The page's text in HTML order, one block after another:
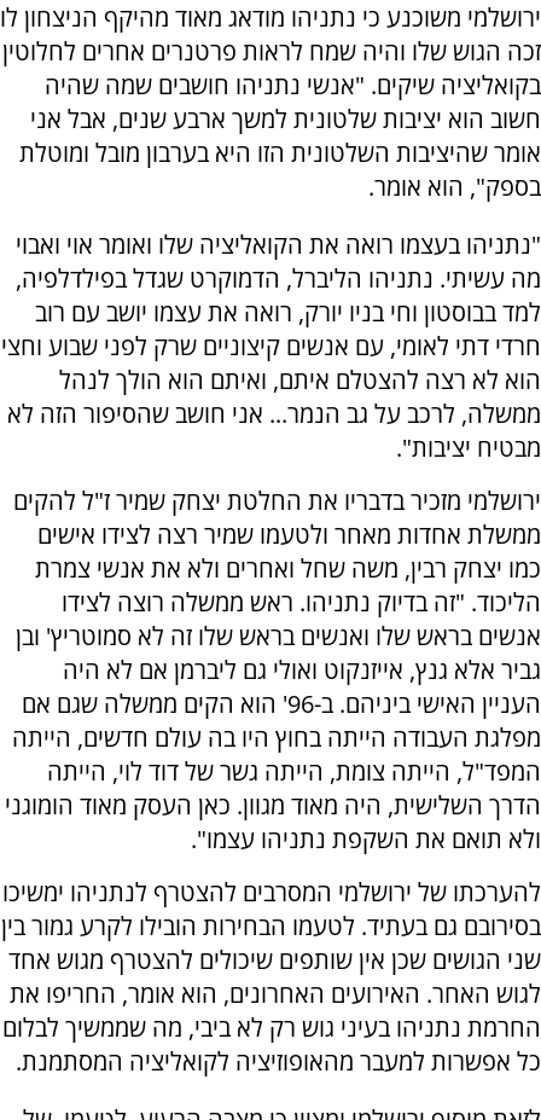
ירושלמי משוכנע כי נתניהו מודאג מאוד מהיקף הניצחון לו
זכה הגוש שלו והיה שמח לראות פרטנרים אחרים לחלוטין
בקואליציה שיקים. "אנשי נתניהו חושבים שמה שהיה
חשוב הוא יציבות שלטונית למשך ארבע שנים, אבל אני
אומר שהיציבות השלטונית הזו היא בערבון מובל ומוטלת
בספק", הוא אומר.
"נתניהו בעצמו רואה את הקואליציה שלו ואומר אוי ואבוי
מה עשיתי. נתניהו הליברל, הדמוקרט שגדל בפילדלפיה,
למד בבוסטון וחי בניו יורק, רואה את עצמו יושב עם רוב
חרדי דתי לאומי, עם אנשים קיצוניים שרק לפני שבוע וחצי
הוא לא רצה להצטלם איתם, ואיתם הוא הולך לנהל
ממשלה, לרכב על גב הנמר... אני חושב שהסיפור הזה לא
מבטיח יציבות".
ירושלמי מזכיר בדבריו את החלטת יצחק שמיר ז"ל להקים
ממשלת אחדות מאחר ולטעמו שמיר רצה לצידו אישים
כמו יצחק רבין, משה שחל ואחרים ולא את אנשי צמרת
הליכוד. "זה בדיוק נתניהו. ראש ממשלה רוצה לצידו
אנשים בראש שלו ואנשים בראש שלו זה לא סמוטריץ' ובן
גביר אלא גנץ, אייזנקוט ואולי גם ליברמן אם לא היה
העניין האישי ביניהם. ב-96' הוא הקים ממשלה שגם אם
מפלגת העבודה הייתה בחוץ היו בה עולם חדשים, הייתה
המפד"ל, הייתה צומת, הייתה גשר של דוד לוי, הייתה
הדרך השלישית, היה מאוד מגוון. כאן העסק מאוד הומוגני
ולא תואם את השקפת נתניהו עצמו".
להערכתו של ירושלמי המסרבים להצטרף לנתניהו ימשיכו
בסירובם גם בעתיד. לטעמו הבחירות הובילו לקרע גמור בין
שני הגושים שכן אין שותפים שיכולים להצטרף מגוש אחד
לגוש האחר. האירועים האחרונים, הוא אומר, החריפו את
החרמת נתניהו בעיני גוש רק לא ביבי, מה שממשיך לבלום
כל אפשרות למעבר מהאופוזיציה לקואליציה המסתמנת.